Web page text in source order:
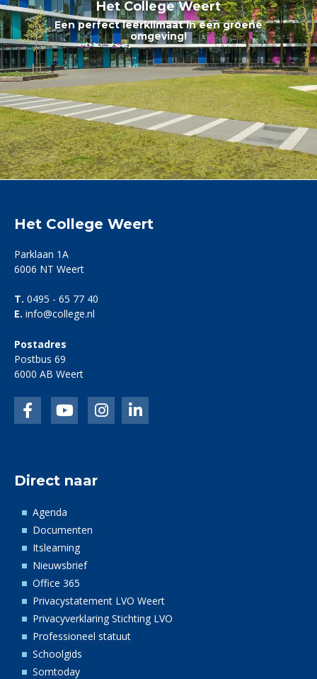
Het College Weert
Een perfect leerklimaat in een groene
omgeving!
Het College Weert
Samen leren met plezier!
Het College Weert
Parklaan 1A
6006 NT Weert
T. 0495 - 65 77 40
E. info@college.nl
Postadres
Postbus 69
6000 AB Weert
Direct naar
Agenda
Documenten
Itslearning
Nieuwsbrief
Office 365
Privacystatement LVO Weert
Privacyverklaring Stichting LVO
Professioneel statuut
Schoolgids
Somtoday